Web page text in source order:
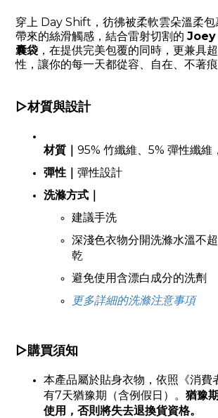
穿上 Day Shift，彷彿被柔軟雲朵溫柔包
帶來的絲滑觸感，結合雷射切割的 Joey
囊袋 ，在提供完美包覆的同時，更兼具
性，讓你的每一天都從容、自在、不著痕
▷材質與設計
材質｜ 95% 竹纖維、5% 彈性纖維
彈性 ｜ 彈性設計
洗滌方式 ｜
建議手洗
深淺色衣物分開洗滌水溫不
乾
避免使用含漂白成分的洗劑
更多詳細的洗滌注意事項
▷購買須知
本產品屬於貼身衣物，依照《消費
有7天猶豫期（含例假日）。 猶豫
使用，否則將失去退換貨資格。